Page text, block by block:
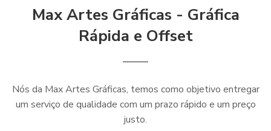
Max Artes Gráficas - Gráfica
Rápida e Offset
Nós da Max Artes Gráficas, temos como objetivo entregar
um serviço de qualidade com um prazo rápido e um preço
justo.